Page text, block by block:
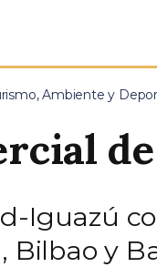
Ambiente y
Iguazú
Bilbao y